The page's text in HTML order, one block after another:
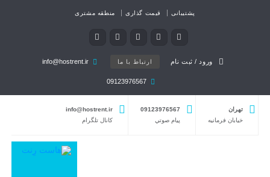
پشتیبانی قیمت گذاری منطقه مشتری
ورود / ثبت نام ارتباط با ما info@hostrent.ir
09123976567
تهران
خیابان فرمانيه
09123976567
پيام صوتي
info@hostrent.ir
كانال تلگرام